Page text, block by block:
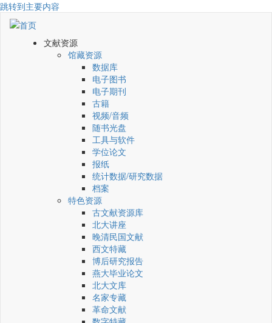
跳转到主要内容
文献资源
馆藏资源
数据库
电子图书
电子期刊
古籍
视频/音频
随书光盘
工具与软件
学位论文
报纸
统计数据/研究数据
档案
特色资源
古文献资源库
北大讲座
晚清民国文献
西文特藏
博后研究报告
燕大毕业论文
北大文库
名家专藏
革命文献